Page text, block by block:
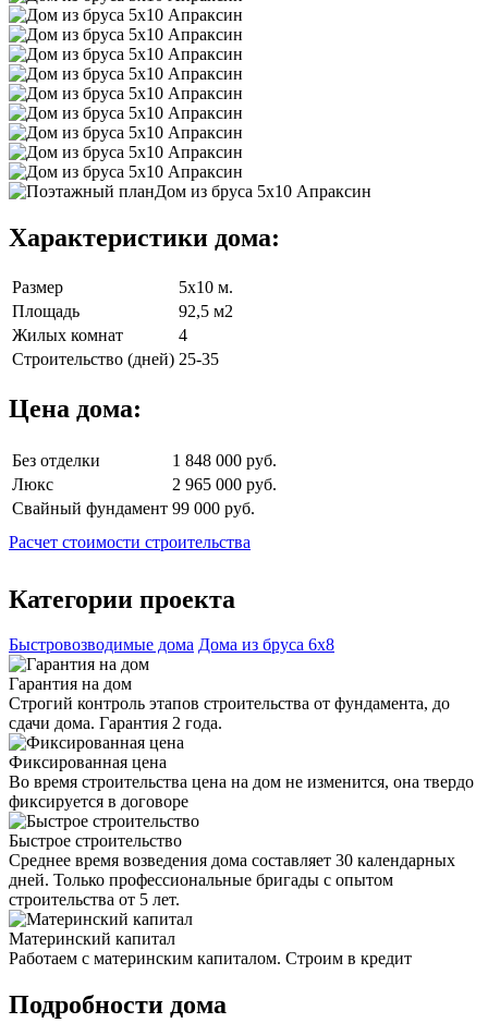
Характеристики дома:
Размер
5х10 м.
Площадь
92,5 м2
Жилых комнат
4
Строительство (дней) 25-35
Цена дома:
Без отделки
1 848 000 руб.
Люкс
2 965 000 руб.
Свайный фундамент 99 000 руб.
Расчет стоимости строительства
Категории проекта
Быстровозводимые дома Дома из бруса 6х8
Гарантия на дом
Строгий контроль этапов строительства от фундамента, до
сдачи дома. Гарантия 2 года.
Фиксированная цена
Во время строительства цена на дом не изменится, она твердо
фиксируется в договоре
Быстрое строительство
Среднее время возведения дома составляет 30 календарных
дней. Только профессиональные бригады с опытом
строительства от 5 лет.
Материнский капитал
Работаем с материнским капиталом. Строим в кредит
Подробности дома